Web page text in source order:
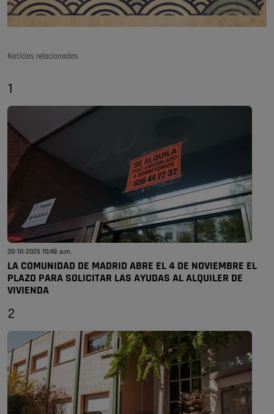
Noticias relacionadas
1
30-10-2025 10:48 a.m.
LA COMUNIDAD DE MADRID ABRE EL 4 DE NOVIEMBRE EL
PLAZO PARA SOLICITAR LAS AYUDAS AL ALQUILER DE
VIVIENDA
2